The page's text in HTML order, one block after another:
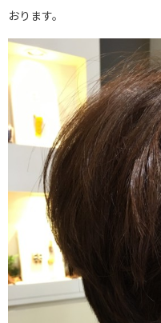
おります。